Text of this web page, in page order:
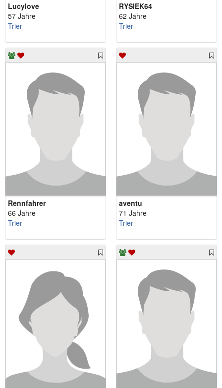
Lucylove
57 Jahre
Trier
RYSIEK64
62 Jahre
Trier
Rennfahrer
66 Jahre
Trier
aventu
71 Jahre
Trier